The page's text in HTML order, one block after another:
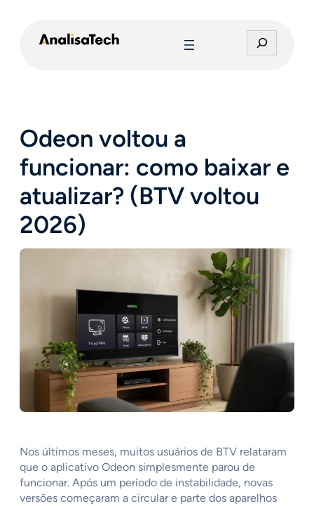
e
r
Odeon voltou a
funcionar: como baixar e
atualizar? (BTV voltou
2026)
Nos últimos meses, muitos usuários de BTV relataram
que o aplicativo Odeon simplesmente parou de
funcionar. Após um período de instabilidade, novas
versões começaram a circular e parte dos aparelhos